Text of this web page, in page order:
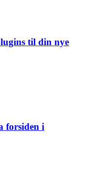
til din nye
forsiden i